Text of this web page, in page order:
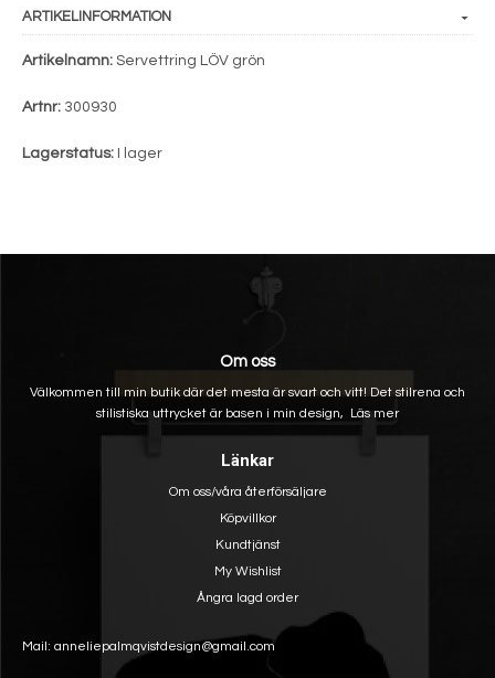
ARTIKELINFORMATION
Artikelnamn: Servettring LÖV grön
Artnr: 300930
Lagerstatus: I lager
Om oss
Välkommen till min butik där det mesta är svart och vitt! Det stilrena och
stilistiska uttrycket är basen i min design, Läs mer
Länkar
Om oss/våra återförsäljare
Köpvillkor
Kundtjänst
My Wishlist
Ångra lagd order
Mail: anneliepalmqvistdesign@gmail.com